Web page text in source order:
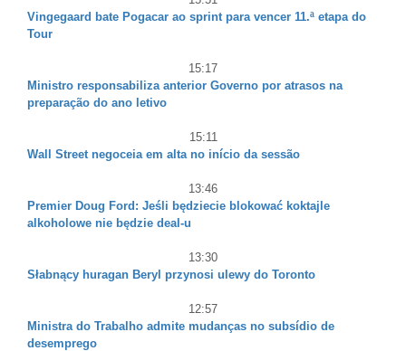
Vingegaard bate Pogacar ao sprint para vencer 11.ª etapa do
Tour
15:17
Ministro responsabiliza anterior Governo por atrasos na
preparação do ano letivo
15:11
Wall Street negoceia em alta no início da sessão
13:46
Premier Doug Ford: Jeśli będziecie blokować koktajle
alkoholowe nie będzie deal-u
13:30
Słabnący huragan Beryl przynosi ulewy do Toronto
12:57
Ministra do Trabalho admite mudanças no subsídio de
desemprego